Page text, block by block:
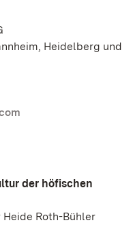
Heidelberg und
der höfischen
Roth-Bühler